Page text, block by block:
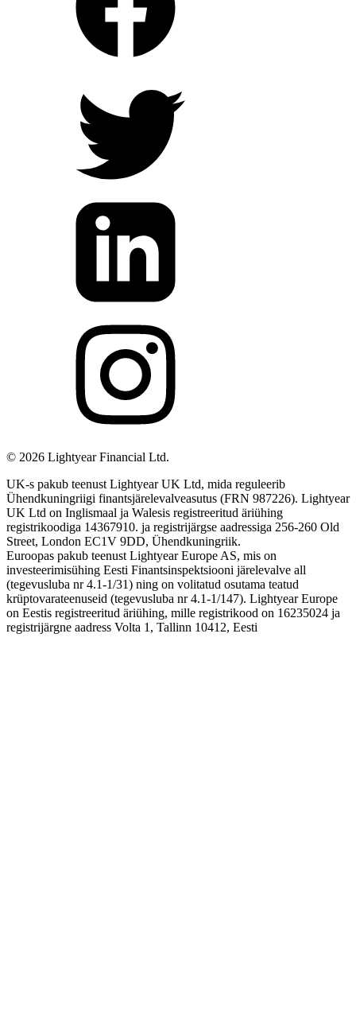
© 2026 Lightyear Financial Ltd.
UK-s pakub teenust Lightyear UK Ltd, mida reguleerib
Ühendkuningriigi finantsjärelevalveasutus (FRN 987226). Lightyear
UK Ltd on Inglismaal ja Walesis registreeritud äriühing
registrikoodiga 14367910. ja registrijärgse aadressiga 256-260 Old
Street, London EC1V 9DD, Ühendkuningriik.
Euroopas pakub teenust Lightyear Europe AS, mis on
investeerimisühing Eesti Finantsinspektsiooni järelevalve all
(tegevusluba nr 4.1-1/31) ning on volitatud osutama teatud
krüptovarateenuseid (tegevusluba nr 4.1-1/147). Lightyear Europe
on Eestis registreeritud äriühing, mille registrikood on 16235024 ja
registrijärgne aadress Volta 1, Tallinn 10412, Eesti